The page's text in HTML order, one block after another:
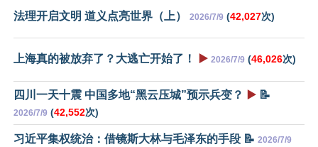
法理开启文明 道义点亮世界（上） 2026/7/9 (42,027次)
上海真的被放弃了？大逃亡开始了！ ▶️ 2026/7/9 (46,026次)
四川一天十震 中国多地“黑云压城”预示兵变？ ▶️ 📝
2026/7/9 (42,552次)
习近平集权统治：借镜斯大林与毛泽东的手段 📝 2026/7/9